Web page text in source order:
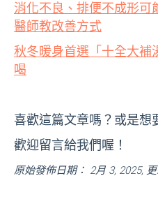
消化不良、排便不成形可
醫師教改善方式
秋冬暖身首選「十全大補
喝
喜歡這篇文章嗎？或是想
歡迎留言給我們喔！
原始發佈日期： 2月 3, 2025,